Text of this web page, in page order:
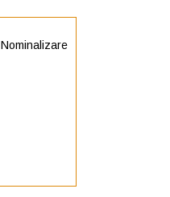
Nominalizare